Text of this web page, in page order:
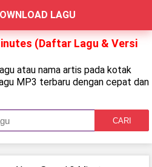
LAGU
(Daftar Lagu & Versi
atau nama artis pada kotak
MP3 terbaru dengan cepat dan
CARI